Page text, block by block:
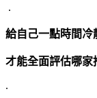
.
給自己一點時間冷
才能全面評估哪家
.